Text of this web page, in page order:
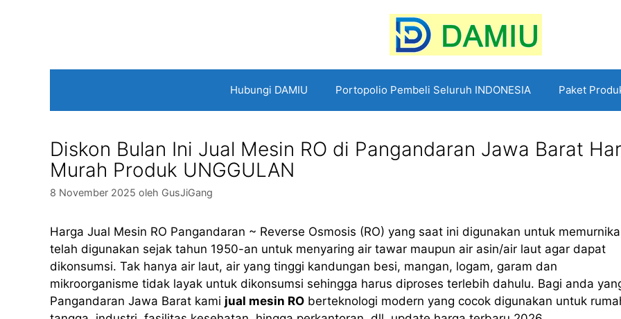
Hubungi DAMIU Portopolio Pembeli Seluruh INDONESIA Paket
Diskon Bulan Ini Jual Mesin RO di Pangandaran Jawa Barat
Murah Produk UNGGULAN
8 November 2025 oleh GusJiGang
Harga Jual Mesin RO Pangandaran ~ Reverse Osmosis (RO) yang saat ini digunakan untuk
telah digunakan sejak tahun 1950-an untuk menyaring air tawar maupun air asin/air laut agar dapat
dikonsumsi. Tak hanya air laut, air yang tinggi kandungan besi, mangan, logam, garam dan
mikroorganisme tidak layak untuk dikonsumsi sehingga harus diproses terlebih dahulu. Bagi anda
Pangandaran Jawa Barat kami jual mesin RO berteknologi modern yang cocok digunakan untuk